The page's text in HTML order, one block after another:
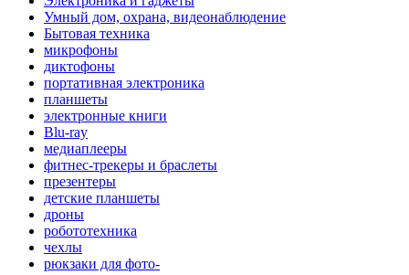
Умный дом, охрана, видеонаблюдение
Бытовая техника
микрофоны
диктофоны
портативная электроника
планшеты
электронные книги
Blu-ray
медиаплееры
фитнес-трекеры и браслеты
презентеры
детские планшеты
дроны
робототехника
чехлы
рюкзаки для фото-